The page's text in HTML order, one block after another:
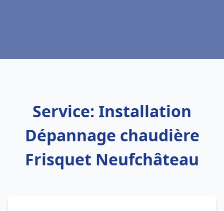
Service: Installation
Dépannage chaudière
Frisquet Neufchâteau